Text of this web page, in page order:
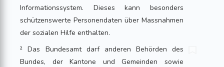
Informationssystem. Dieses kann besonders
schützenswerte Personendaten über Massnahmen
der sozialen Hilfe enthalten.
² Das Bundesamt darf anderen Behörden des
Bundes, der Kantone und Gemeinden sowie